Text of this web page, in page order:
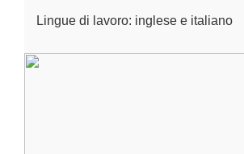
Lingue di lavoro: inglese e italiano